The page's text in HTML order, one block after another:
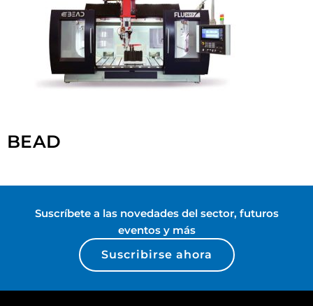
BEAD
Suscríbete a las novedades del sector, futuros
eventos y más
Suscribirse ahora